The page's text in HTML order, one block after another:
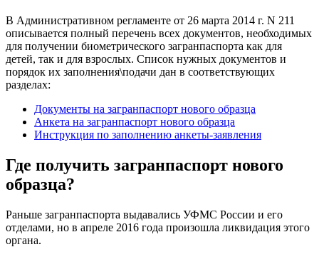
В Административном регламенте от 26 марта 2014 г. N 211
описывается полный перечень всех документов, необходимых
для получении биометрического загранпаспорта как для
детей, так и для взрослых. Список нужных документов и
порядок их заполнения\подачи дан в соответствующих
разделах:
Документы на загранпаспорт нового образца
Анкета на загранпаспорт нового образца
Инструкция по заполнению анкеты-заявления
Где получить загранпаспорт нового
образца?
Раньше загранпаспорта выдавались УФМС России и его
отделами, но в апреле 2016 года произошла ликвидация этого
органа.